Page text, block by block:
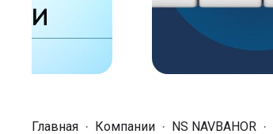
Главная Компании NS NAVBAHOR